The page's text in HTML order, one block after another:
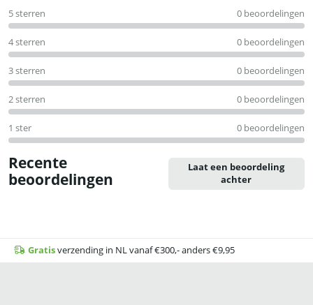
uit
5
5 sterren 0 beoordelingen
4 sterren 0 beoordelingen
3 sterren 0 beoordelingen
2 sterren 0 beoordelingen
1 ster 0 beoordelingen
Recente
beoordelingen
Laat een beoordeling
achter
Gratisverzending in NL vanaf €300,- anders €9,95